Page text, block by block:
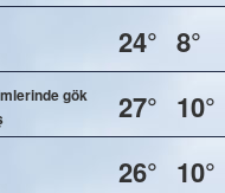
24° 8°
gök
27° 10°
26° 10°